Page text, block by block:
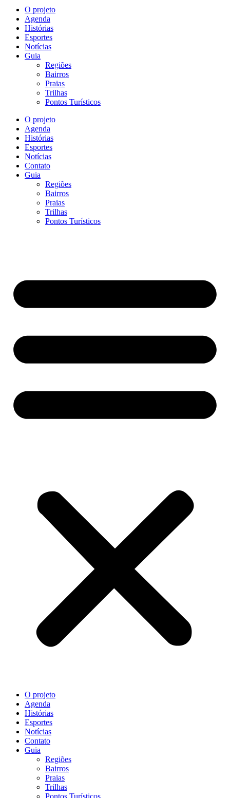
O projeto
Agenda
Histórias
Esportes
Notícias
Guia
Regiões
Bairros
Praias
Trilhas
Pontos Turísticos
O projeto
Agenda
Histórias
Esportes
Notícias
Contato
Guia
Regiões
Bairros
Praias
Trilhas
Pontos Turísticos
O projeto
Agenda
Histórias
Esportes
Notícias
Contato
Guia
Regiões
Bairros
Praias
Trilhas
Pontos Turísticos